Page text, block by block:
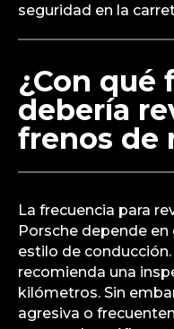
seguridad en la
¿Con qué
debería
frenos de
La frecuencia para
Porsche depende en
estilo de
recomienda una
kilómetros. Sin
agresiva o